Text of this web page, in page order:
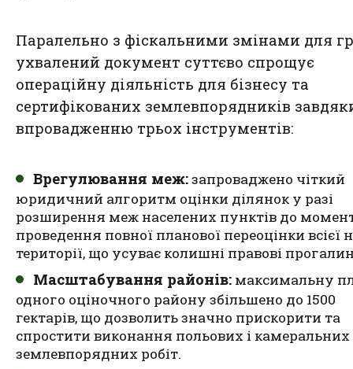
Паралельно з фіскальними змінами для
ухвалений документ суттєво спрощує
операційну діяльність для бізнесу та
сертифікованих землевпорядників
впровадженню трьох інструментів:
Врегулювання меж:запроваджено чіткий
юридичний алгоритм оцінки ділянок у разі
розширення меж населених пунктів до
проведення повної планової переоцінки всієї
території, що усуває колишні правові
Масштабування районів: максимальну
одного оціночного району збільшено до 1500
гектарів, що дозволить значно прискорити та
спростити виконання польових і камеральних
землевпорядних робіт.